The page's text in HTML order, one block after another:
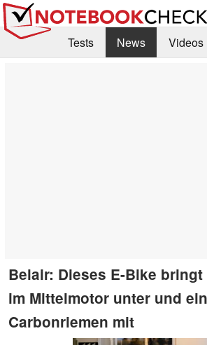
Tests News
Videos
Belair: Dieses E-Bike
im Mittelmotor unter und
Carbonriemen mit